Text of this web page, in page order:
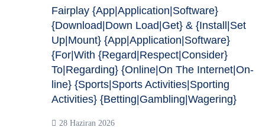
Fairplay {App|Application|Software}
{Download|Down Load|Get} & {Install|Set
Up|Mount} {App|Application|Software}
{For|With {Regard|Respect|Consider}
To|Regarding} {Online|On The Internet|On-
line} {Sports|Sports Activities|Sporting
Activities} {Betting|Gambling|Wagering}
28 Haziran 2026